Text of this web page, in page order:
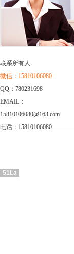
联系所有人
微信：15810106080
QQ：780231698
EMAIL：
15810106080@163.com
电话：15810106080
51La